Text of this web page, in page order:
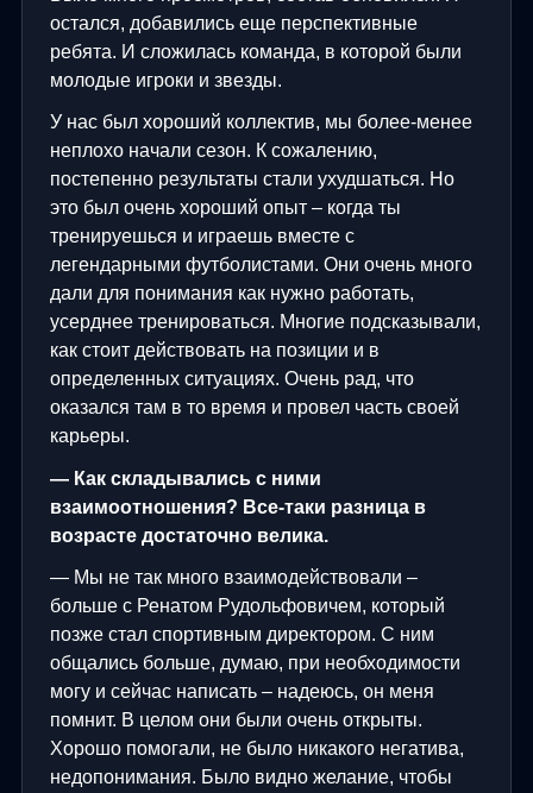
остался, добавились еще перспективные
ребята. И сложилась команда, в которой были
молодые игроки и звезды.
У нас был хороший коллектив, мы более-менее
неплохо начали сезон. К сожалению,
постепенно результаты стали ухудшаться. Но
это был очень хороший опыт – когда ты
тренируешься и играешь вместе с
легендарными футболистами. Они очень много
дали для понимания как нужно работать,
усерднее тренироваться. Многие подсказывали,
как стоит действовать на позиции и в
определенных ситуациях. Очень рад, что
оказался там в то время и провел часть своей
карьеры.
— Как складывались с ними
взаимоотношения? Все-таки разница в
возрасте достаточно велика.
— Мы не так много взаимодействовали –
больше с Ренатом Рудольфовичем, который
позже стал спортивным директором. С ним
общались больше, думаю, при необходимости
могу и сейчас написать – надеюсь, он меня
помнит. В целом они были очень открыты.
Хорошо помогали, не было никакого негатива,
недопонимания. Было видно желание, чтобы